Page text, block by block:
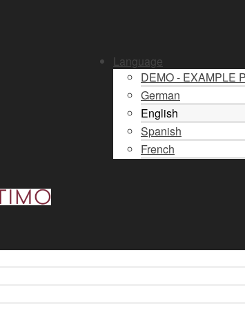
Language
DEMO - EXAMPLE
German
English
Spanish
French